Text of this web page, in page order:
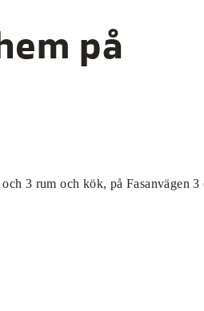
på
3 rum och kök, på Fasanvägen 3